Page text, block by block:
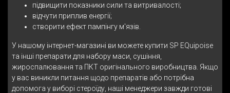
підвищити показники сили та витривалості;
відчути приплив енергії;
створити ефект пампінгу м'язів.
У нашому інтернет-магазині ви можете купити SP EQuipoise
та інші препарати для набору маси, сушіння,
жироспалювання та ПКТ оригінального виробництва. Якщо
у вас виникли питання щодо препаратів або потрібна
допомога у виборі стероїду, наші менеджери завжди готові